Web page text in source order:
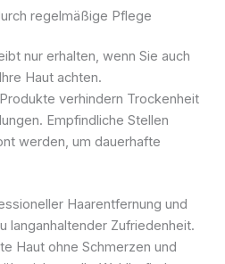
regelmäßige Pflege
nur erhalten, wenn Sie auch
Haut achten.
verhindern Trockenheit
Empfindliche Stellen
werden, um dauerhafte
Haarentfernung und
langanhaltender Zufriedenheit.
Haut ohne Schmerzen und